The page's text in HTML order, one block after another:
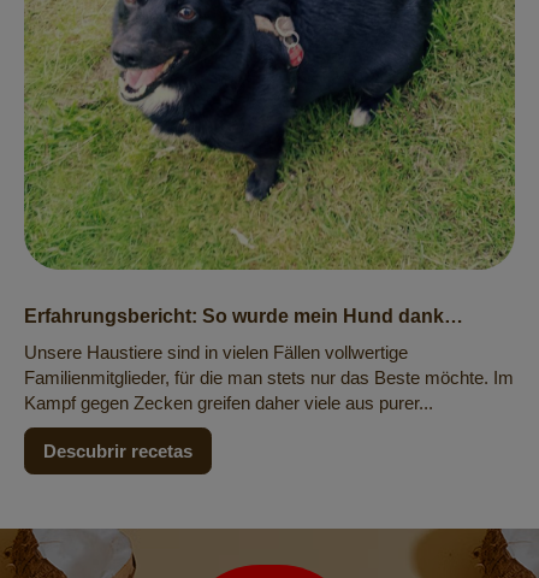
Erfahrungsbericht: So wurde mein Hund dank
Unsere Haustiere sind in vielen Fällen vollwertige
Familienmitglieder, für die man stets nur das Beste möchte. Im
Kampf gegen Zecken greifen daher viele aus purer...
Descubrir recetas
Boletín
de